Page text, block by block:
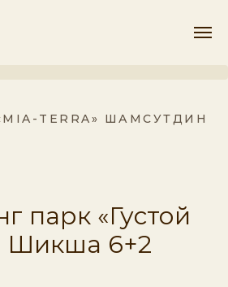
TERRA» ШАМСУТДИН
парк «Густой
Шикша 6+2